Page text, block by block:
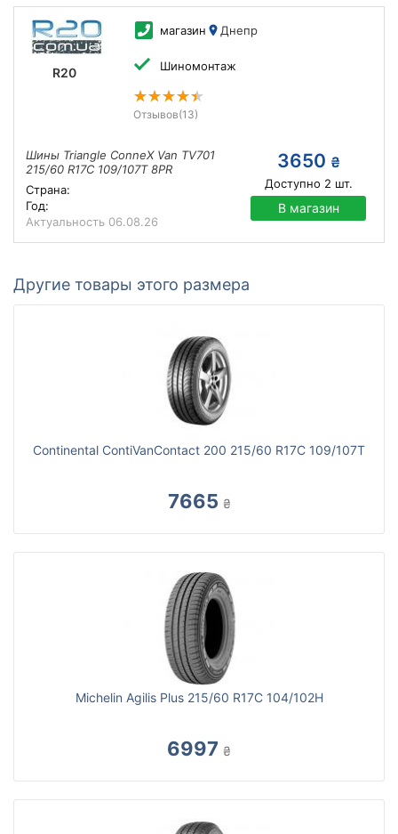
R20
магазин Днепр
Шиномонтаж
Отзывов(13)
Шины Triangle ConneX Van TV701
215/60 R17C 109/107T 8PR
Страна:
Год:
Актуальность 06.08.26
3650 ₴
Доступно 2 шт.
В магазин
Другие товары этого размера
Continental ContiVanContact 200 215/60 R17C 109/107T
7665 ₴
Michelin Agilis Plus 215/60 R17C 104/102H
6997 ₴